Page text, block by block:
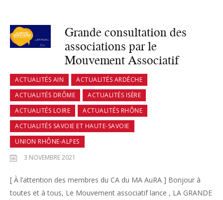
Grande consultation des
associations par le
Mouvement Associatif
ACTUALITÉS AIN
ACTUALITÉS ARDÈCHE
ACTUALITÉS DRÔME
ACTUALITÉS ISÈRE
ACTUALITÉS LOIRE
ACTUALITÉS RHÔNE
ACTUALITÉS SAVOIE ET HAUTE-SAVOIE
UNION RHÔNE-ALPES
3 NOVEMBRE 2021
[ À l’attention des membres du CA du MA AuRA ] Bonjour à
toutes et à tous, Le Mouvement associatif lance , LA GRANDE